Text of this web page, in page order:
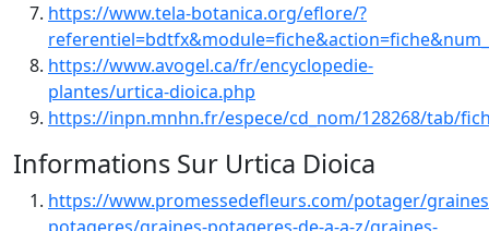
https://www.tela-botanica.org/eflore/?
https://www.avogel.ca/fr/encyclopedie-
plantes/urtica-dioica.php
https://inpn.mnhn.fr/espece/cd_nom/128268/tab/
Informations Sur Urtica Dioica
https://www.promessedefleurs.com/potager/